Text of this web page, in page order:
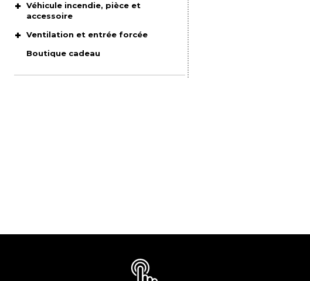
Véhicule incendie, pièce et
accessoire
Ventilation et entrée forcée
Boutique cadeau